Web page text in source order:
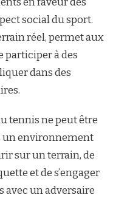
social du sport.
réel, permet aux
participer à des
dans des
tennis ne peut être
un environnement
sur un terrain, de
et de s’engager
avec un adversaire